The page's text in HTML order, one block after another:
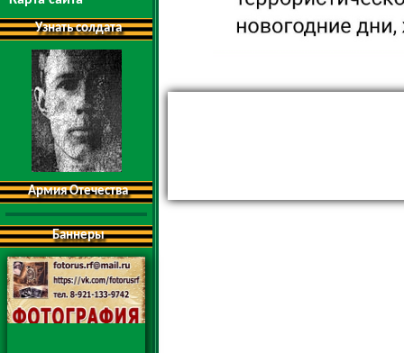
Узнать солдата
Армия Отечества
Баннеры